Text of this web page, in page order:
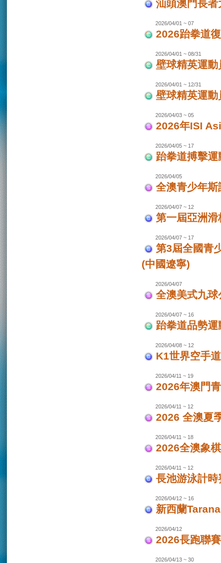
汕頭澳門長
2026/04/01 ~ 07
2026跆拳道
2026/04/01 ~ 08/31
壁球精英運
2026/04/01 ~ 12/31
壁球精英運
2026/04/03 ~ 05
2026年ISI
2026/04/05 ~ 17
跆拳道搏擊
2026/04/05
全澳青少年
2026/04/07 ~ 12
第一屆亞洲
2026/04/07 ~ 17
第3屆全國青
(中國遼寧)
2026/04/07
全澳美式九球
2026/04/07 ~ 16
跆拳道品勢
2026/04/08 ~ 12
K1世界空手
2026/04/11 ~ 19
2026年澳門
2026/04/11 ~ 12
2026 全澳夏
2026/04/11 ~ 18
2026全澳象
2026/04/11 ~ 12
長池游泳計
2026/04/12 ~ 16
新西蘭
2026/04/12
2026長跑聯
2026/04/13 ~ 30